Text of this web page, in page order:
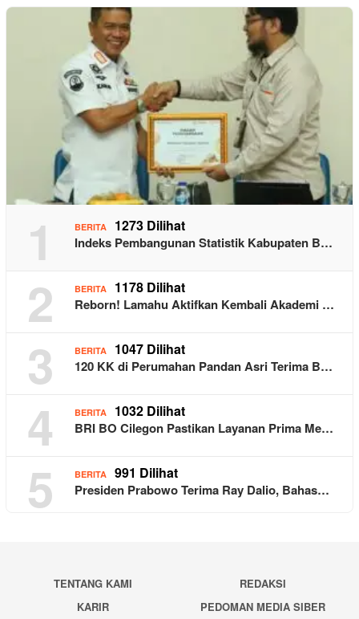
1 BERITA 1273 Dilihat
Indeks Pembangunan Statistik Kabupaten B…
2 BERITA 1178 Dilihat
Reborn! Lamahu Aktifkan Kembali Akademi …
3 BERITA 1047 Dilihat
120 KK di Perumahan Pandan Asri Terima B…
4 BERITA 1032 Dilihat
BRI BO Cilegon Pastikan Layanan Prima Me…
5 BERITA 991 Dilihat
Presiden Prabowo Terima Ray Dalio, Bahas…
TENTANG KAMI
REDAKSI
KARIR
PEDOMAN MEDIA SIBER